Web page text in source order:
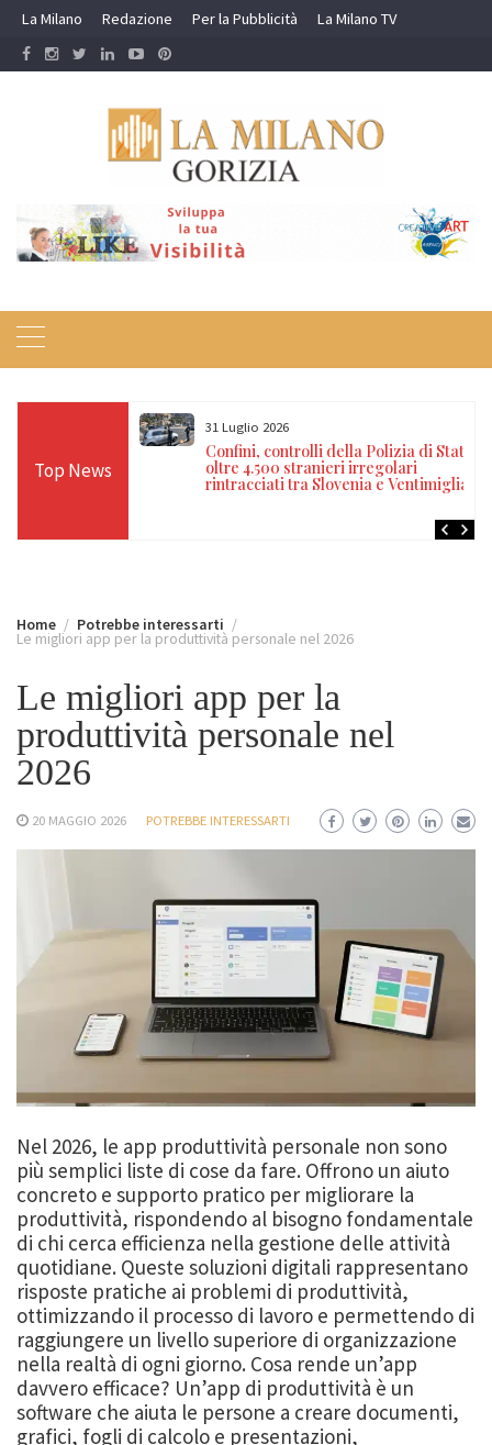
Skip
content
La Milano Redazione Per la Pubblicità La Milano TV
Top News
salvato dai
31 Luglio 2026
Confini, controlli della Polizia di Stato:
oltre 4.500 stranieri irregolari
rintracciati tra Slovenia e Ventimiglia
Home Potrebbe interessarti
Le migliori app per la produttività personale nel 2026
Le migliori app per la
produttività personale nel
2026
20 MAGGIO 2026 POTREBBE INTERESSARTI
Nel 2026, le app produttività personale non sono
più semplici liste di cose da fare. Offrono un aiuto
concreto e supporto pratico per migliorare la
produttività, rispondendo al bisogno fondamentale
di chi cerca efficienza nella gestione delle attività
quotidiane. Queste soluzioni digitali rappresentano
risposte pratiche ai problemi di produttività,
ottimizzando il processo di lavoro e permettendo di
raggiungere un livello superiore di organizzazione
nella realtà di ogni giorno. Cosa rende un’app
davvero efficace? Un’app di produttività è un
software che aiuta le persone a creare documenti,
grafici, fogli di calcolo e presentazioni,